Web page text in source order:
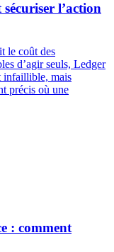
l’action
le coût des
d’agir seuls, Ledger
infaillible, mais
précis où une
: comment